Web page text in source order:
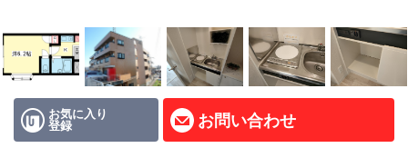
AcePlanner公式ライン
SNS
スタッフ紹介
お気に入り
登録 お問い合わせ